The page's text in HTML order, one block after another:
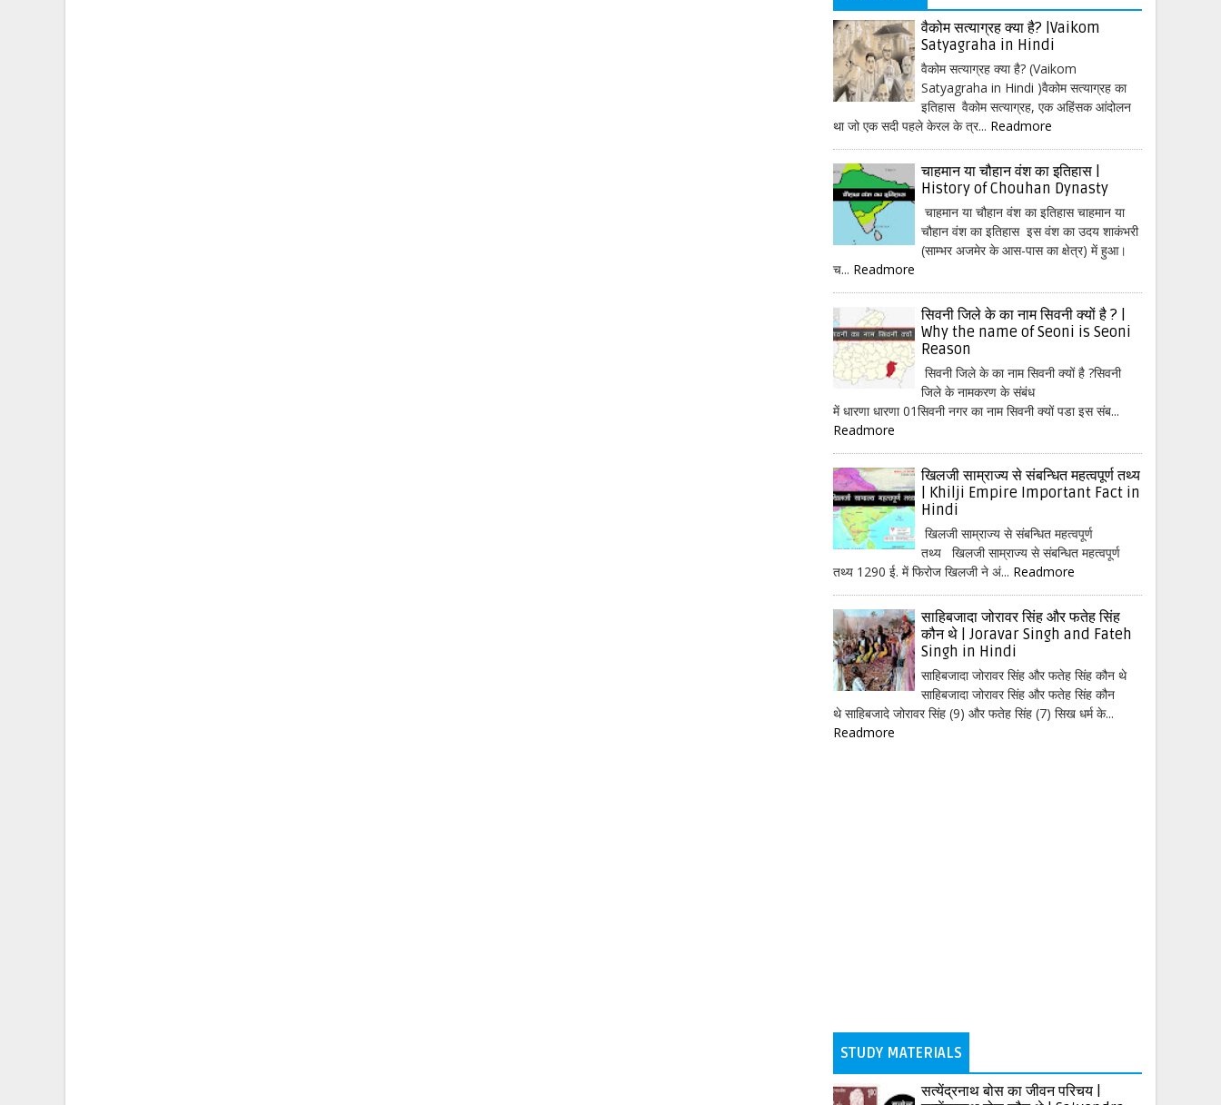
वैकोम सत्याग्रह क्या है? |Vaikom
Satyagraha in Hindi
वैकोम सत्याग्रह क्या है? (Vaikom
Satyagraha in Hindi )वैकोम सत्याग्रह का
इतिहास वैकोम सत्याग्रह, एक अहिंसक आंदोलन
था जो एक सदी पहले केरल के त्र... Readmore
चाहमान या चौहान वंश का इतिहास |
History of Chouhan Dynasty
चाहमान या चौहान वंश का इतिहास चाहमान या
चौहान वंश का इतिहास इस वंश का उदय शाकंभरी
(साम्भर अजमेर के आस-पास का क्षेत्र) में हुआ।
च... Readmore
सिवनी जिले के का नाम सिवनी क्यों है ? |
Why the name of Seoni is Seoni
Reason
सिवनी जिले के का नाम सिवनी क्यों है ?सिवनी
जिले के नामकरण के संबंध
में धारणा धारणा 01सिवनी नगर का नाम सिवनी क्यों पडा इस संब...
Readmore
खिलजी साम्राज्य से संबन्धित महत्वपूर्ण तथ्य
| Khilji Empire Important Fact in
Hindi
खिलजी साम्राज्य से संबन्धित महत्वपूर्ण
तथ्य खिलजी साम्राज्य से संबन्धित महत्वपूर्ण
तथ्य 1290 ई. में फिरोज खिलजी ने अं... Readmore
साहिबजादा जोरावर सिंह और फतेह सिंह
कौन थे | Joravar Singh and Fateh
Singh in Hindi
साहिबजादा जोरावर सिंह और फतेह सिंह कौन थे
साहिबजादा जोरावर सिंह और फतेह सिंह कौन
थे साहिबजादे जोरावर सिंह (9) और फतेह सिंह (7) सिख धर्म के...
Readmore
STUDY MATERIALS
सत्येंद्रनाथ बोस का जीवन परिचय |